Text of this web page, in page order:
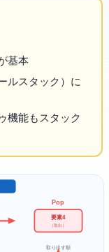
が基本
ルスタック）に
機能もスタック
要素4
（取出）
Pop
取り出す順